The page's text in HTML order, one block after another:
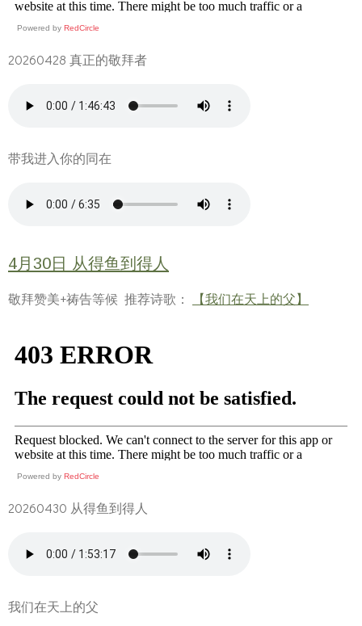
Powered by RedCircle
20260428 真正的敬拜者
带我进入你的同在
4月30日 从得鱼到得人
敬拜赞美+祷告等候 推荐诗歌： 【我们在天上的父】
Powered by RedCircle
20260430 从得鱼到得人
我们在天上的父